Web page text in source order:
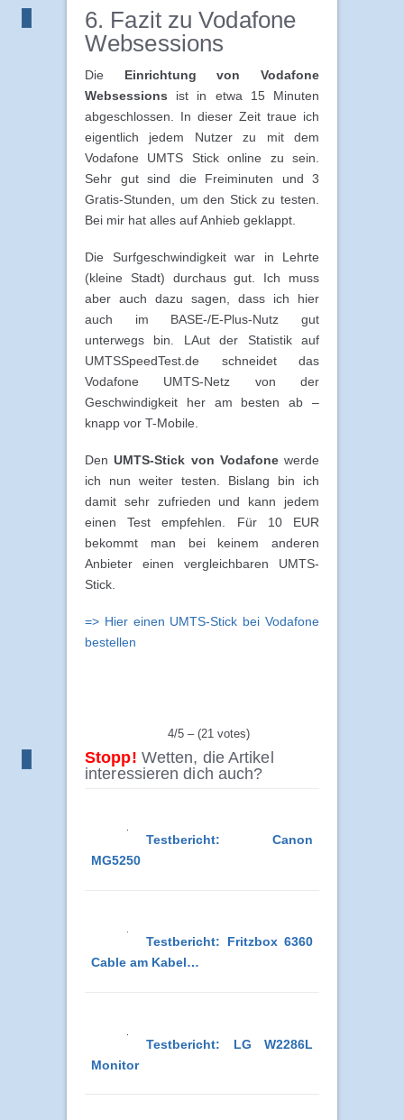
6. Fazit zu Vodafone
Websessions
Die Einrichtung von Vodafone
Websessions ist in etwa 15 Minuten
abgeschlossen. In dieser Zeit traue ich
eigentlich jedem Nutzer zu mit dem
Vodafone UMTS Stick online zu sein.
Sehr gut sind die Freiminuten und 3
Gratis-Stunden, um den Stick zu testen.
Bei mir hat alles auf Anhieb geklappt.
Die Surfgeschwindigkeit war in Lehrte
(kleine Stadt) durchaus gut. Ich muss
aber auch dazu sagen, dass ich hier
auch im BASE-/E-Plus-Nutz gut
unterwegs bin. LAut der Statistik auf
UMTSSpeedTest.de schneidet das
Vodafone UMTS-Netz von der
Geschwindigkeit her am besten ab –
knapp vor T-Mobile.
DenUMTS-Stick von Vodafonewerde
ich nun weiter testen. Bislang bin ich
damit sehr zufrieden und kann jedem
einen Test empfehlen. Für 10 EUR
bekommt man bei keinem anderen
Anbieter einen vergleichbaren UMTS-
Stick.
=> Hier einen UMTS-Stick bei Vodafone
bestellen
4/5 – (21 votes)
Stopp! Wetten, die Artikel
interessieren dich auch?
Testbericht: Canon
MG5250
Testbericht: Fritzbox 6360
Cable am Kabel…
Testbericht: LG W2286L
Monitor